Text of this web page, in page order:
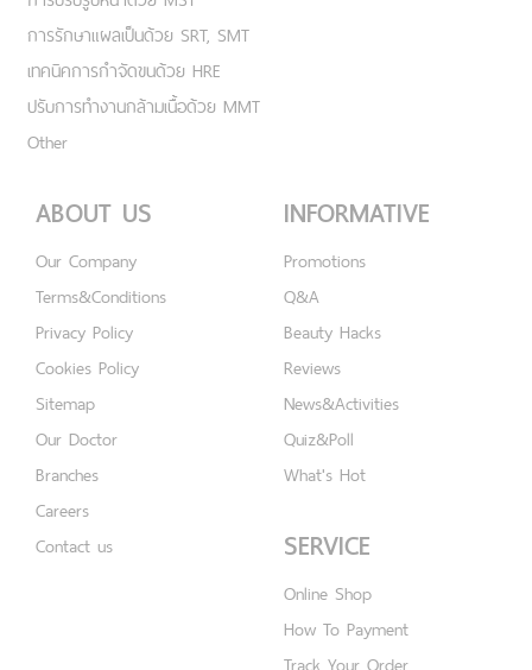
การรักษาแผลเป็นด้วย SRT, SMT
เทคนิคการกำจัดขนด้วย HRE
ปรับการทำงานกล้ามเนื้อด้วย MMT
Other
ABOUT US
Our Company
Terms&Conditions
Privacy Policy
Cookies Policy
Sitemap
Our Doctor
Branches
Careers
Contact us
INFORMATIVE
Promotions
Q&A
Beauty Hacks
Reviews
News&Activities
Quiz&Poll
What's Hot
SERVICE
Online Shop
How To Payment